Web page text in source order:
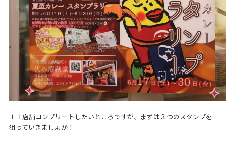
１１店舗コンプリートしたいところですが、まずは３つのスタンプを
狙っていきましょか！